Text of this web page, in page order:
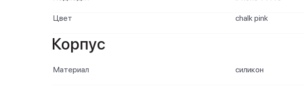
Цвет chalk pink
Корпус
Материал силикон